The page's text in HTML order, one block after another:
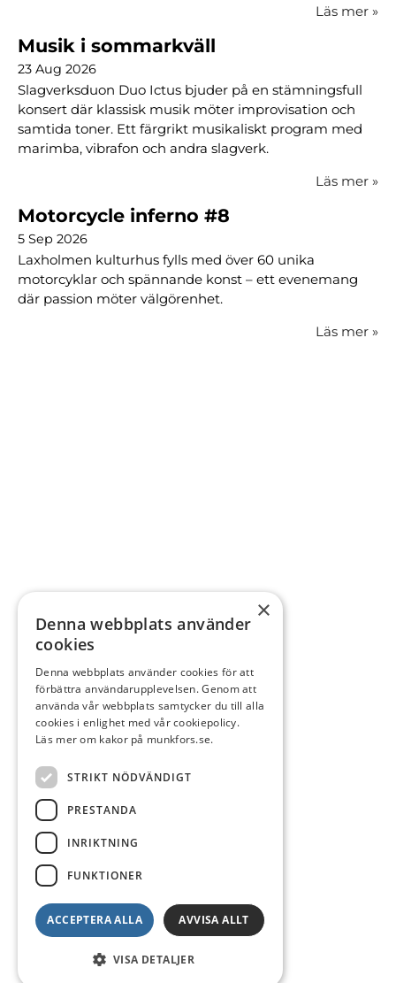
Läs mer »
Musik i sommarkväll
23 Aug 2026
Slagverksduon Duo Ictus bjuder på en stämningsfull
konsert där klassisk musik möter improvisation och
samtida toner. Ett färgrikt musikaliskt program med
marimba, vibrafon och andra slagverk.
Läs mer »
Motorcycle inferno #8
5 Sep 2026
Laxholmen kulturhus fylls med över 60 unika
motorcyklar och spännande konst – ett evenemang
där passion möter välgörenhet.
Läs mer »
×
Denna webbplats använder
cookies
Denna webbplats använder cookies för att
förbättra användarupplevelsen. Genom att
använda vår webbplats samtycker du till alla
cookies i enlighet med vår cookiepolicy.
Läs mer om kakor på munkfors.se.
STRIKT NÖDVÄNDIGT
PRESTANDA
INRIKTNING
FUNKTIONER
ACCEPTERA ALLA AVVISA ALLT
VISA DETALJER